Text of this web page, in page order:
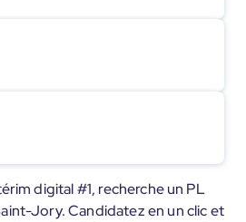
digital #1, recherche un PL
Jory. Candidatez en un clic et